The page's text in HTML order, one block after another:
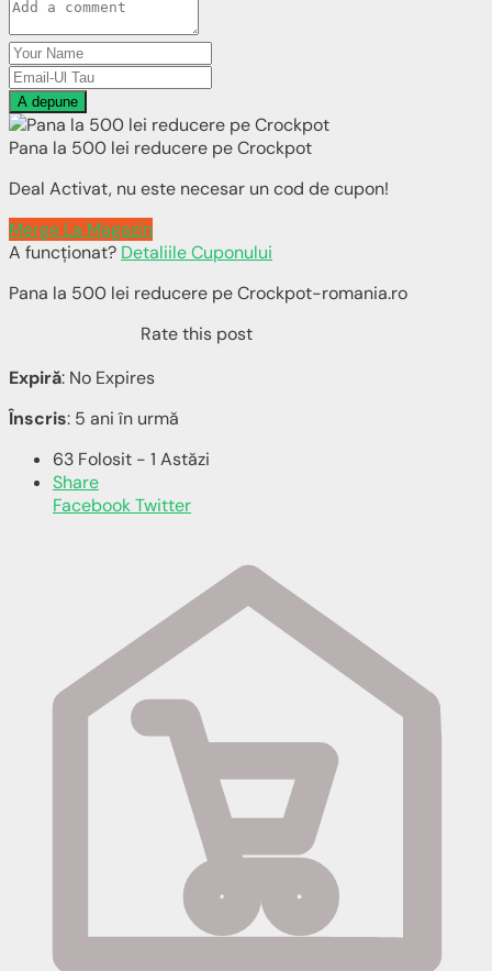
A depune
Pana la 500 lei reducere pe Crockpot
Deal Activat, nu este necesar un cod de cupon!
Merge La Magazin
A funcționat? Detaliile Cuponului
Pana la 500 lei reducere pe Crockpot-romania.ro
Rate this post
Expiră: No Expires
Înscris: 5 ani în urmă
63 Folosit - 1 Astăzi
Share
FacebookTwitter